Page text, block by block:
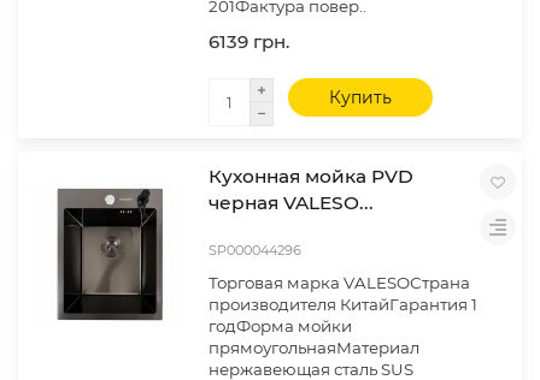
201Фактура повер..
6139 грн.
Купить
Кухонная мойка PVD
черная VALESO...
SP000044296
Торговая марка VALESOСтрана
производителя КитайГарантия 1
годФорма мойки
прямоугольнаяМатериал
нержавеющая сталь SUS